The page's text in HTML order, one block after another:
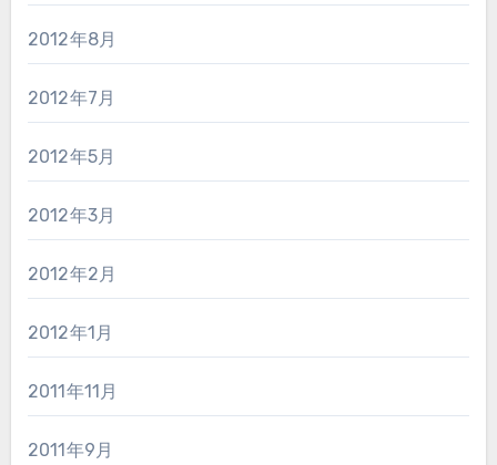
2012年8月
2012年7月
2012年5月
2012年3月
2012年2月
2012年1月
2011年11月
2011年9月